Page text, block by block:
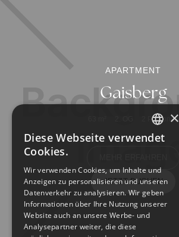
APARTMENT
Gaisberg
Personen
JETZT BUCHEN
GERMAN
×
Diese Webseite verwendet
Cookies.
Wir verwenden Cookies, um Inhalte und
Anzeigen zu personalisieren und unseren
Datenverkehr zu analysieren. Wir geben
Informationen über Ihre Nutzung unserer
Website auch an unsere Werbe- und
Analysepartner weiter, die diese